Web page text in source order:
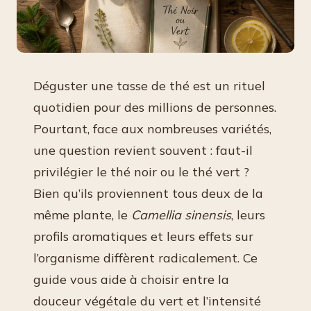
Déguster une tasse de thé est un rituel
quotidien pour des millions de personnes.
Pourtant, face aux nombreuses variétés,
une question revient souvent : faut-il
privilégier le thé noir ou le thé vert ?
Bien qu’ils proviennent tous deux de la
même plante, le Camellia sinensis, leurs
profils aromatiques et leurs effets sur
l’organisme diffèrent radicalement. Ce
guide vous aide à choisir entre la
douceur végétale du vert et l’intensité